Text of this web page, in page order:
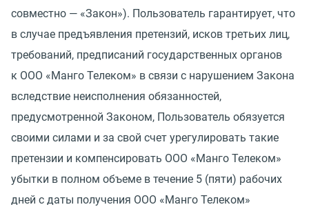
совместно — «Закон»). Пользователь гарантирует, что
в случае предъявления претензий, исков третьих лиц,
требований, предписаний государственных органов
к ООО «Манго Телеком» в связи с нарушением Закона
вследствие неисполнения обязанностей,
предусмотренной Законом, Пользователь обязуется
своими силами и за свой счет урегулировать такие
претензии и компенсировать ООО «Манго Телеком»
убытки в полном объеме в течение 5 (пяти) рабочих
дней с даты получения ООО «Манго Телеком»